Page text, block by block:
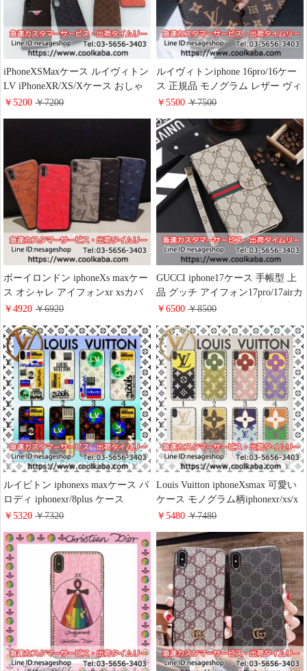
iPhoneXSMaxケース ルイヴィトン
LV iPhoneXR/XS/Xケース おしゃ
れ エンボス アイフォン8
ラム iphone7/6s plusカバー lv 海外
輸入 上品
￥5200￥7200
ルイヴィトンiphone 16pro/16ケー
ス 正規品 モノグラム レザー ヴィ
トンアイフォーン16 pro maxケー
ブランド iphone15/15plus携帯ケー
ス 激安 通販
￥5500￥7500
ボーイロンドン iphoneXs maxケー
ス オシャレ アイフォンxr xsカバ
ー BOY LONDON 個性的 Galaxy
ギャラクシーnote8 レザーケース
薄型 大人気
￥4920￥6920
GUCCI iphone17ケース 手帳型 上
品 グッチ アイフォン17pro/17airカ
バー メンズ向け カード入れ ブラ
ザー
￥6500￥8500
ルイビトン iphonexs maxケース パ
ロディ iphonexr/8plus ケース
louisvuitton アイホーンxs iphone8
iphone8plus/7/6s保護ケース LV 海
外販売 割引
￥5320￥7320
Louis Vuitton iphoneXsmax 可愛い
ケース モノグラム柄iphonexr/xs/x
カバー lv ルイビトン iphone8/7/6s
愛用
￥5480￥7480